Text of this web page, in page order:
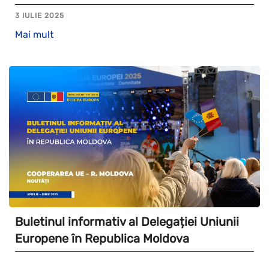
3 IULIE 2025
Mai mult
Buletinul informativ al Delegației Uniunii
Europene în Republica Moldova